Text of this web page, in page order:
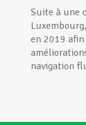
Suite à une
en 2019
navigation